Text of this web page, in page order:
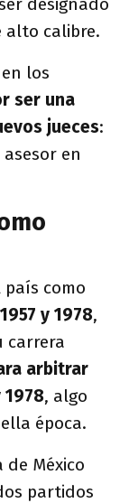
alto calibre.
los
ser una
jueces:
en
como
y 1978,
carrera
arbitrar
, algo
época.
México
partidos